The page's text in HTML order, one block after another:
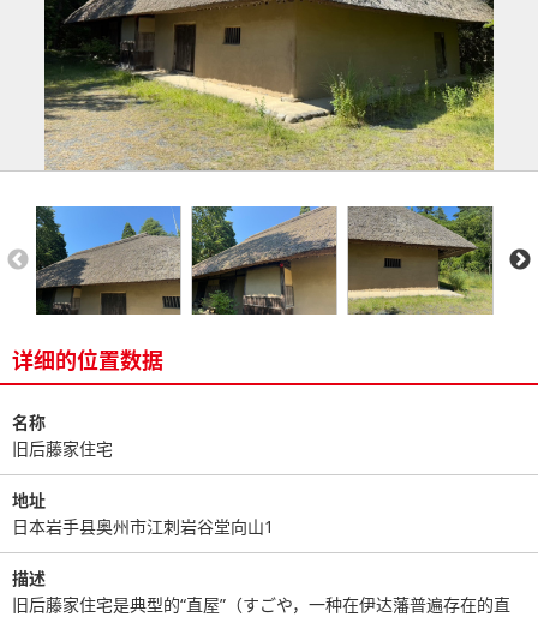
详细的位置数据
名称
旧后藤家住宅
地址
日本岩手县奥州市江刺岩谷堂向山1
描述
旧后藤家住宅是典型的“直屋”（すごや，一种在伊达藩普遍存在的直